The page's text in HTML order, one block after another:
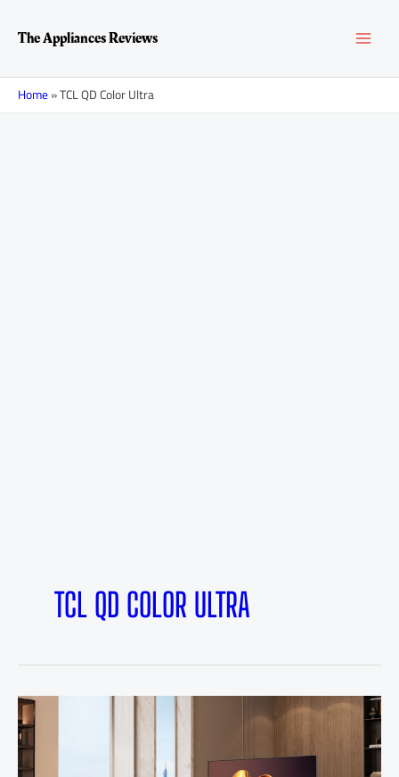
содержимому
The Appliances Reviews
Home»TCL QD Color Ultra
TCL QD COLOR ULTRA